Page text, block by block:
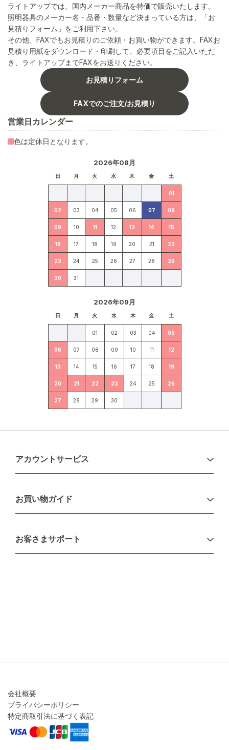
ライトアップでは、国内メーカー商品を特価で販売いたします。
照明器具のメーカー名・品番・数量など決まっている方は、「お
見積りフォーム」をご利用下さい。
その他、FAXでもお見積りのご依頼・お買い物ができます。FAXお
見積り用紙をダウンロード・印刷して、必要項目をご記入いただ
き、ライトアップまでFAXをお送りください。
お見積りフォーム
FAXでのご注文/お見積り
営業日カレンダー
2026年08月
日 月 火 水 木 金 土
01
02 03 04 05 06 07 08
09 10 11 12 13 14 15
16 17 18 19 20 21 22
23 24 25 26 27 28 29
30 31
2026年09月
日 月 火 水 木 金 土
01 02 03 04 05
06 07 08 09 10 11 12
13 14 15 16 17 18 19
20 21 22 23 24 25 26
27 28 29 30
色は定休日となります。
アカウントサービス
新規会員登録
お買い物ガイド
配送について
不良品・返品について
お客さまサポート
会社概要
プライバシーポリシー
特定商取引法に基づく表記